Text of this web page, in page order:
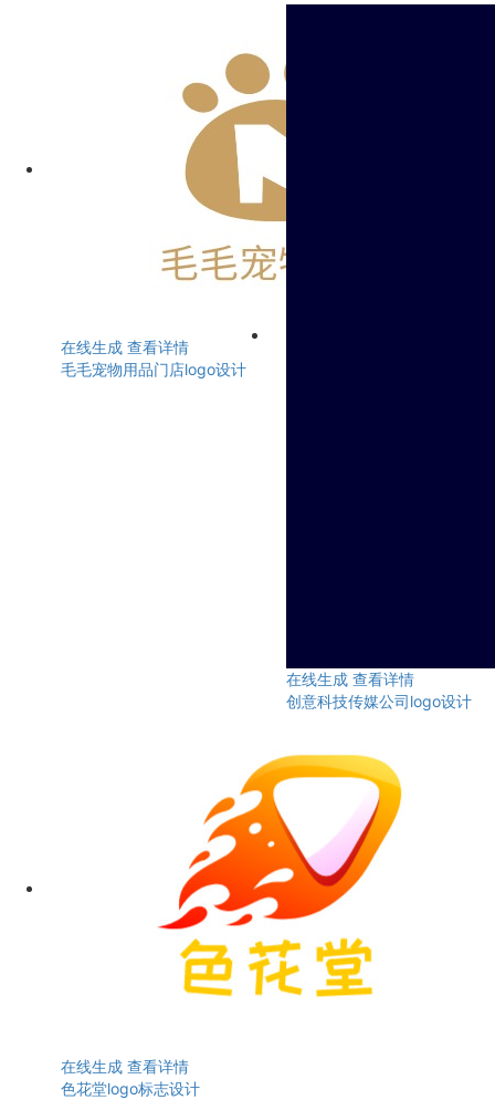
在线生成 查看详情
毛毛宠物用品门店logo设计
在线生成 查看详情
创意科技传媒公司logo设计
在线生成 查看详情
色花堂logo标志设计